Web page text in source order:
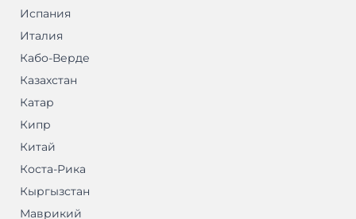
Испания
Италия
Кабо-Верде
Казахстан
Катар
Кипр
Китай
Коста-Рика
Кыргызстан
Маврикий